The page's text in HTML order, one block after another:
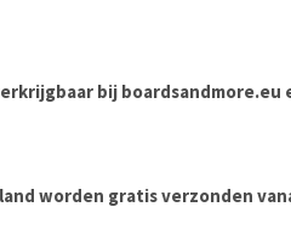
bij boardsandmore.eu
worden gratis verzonden